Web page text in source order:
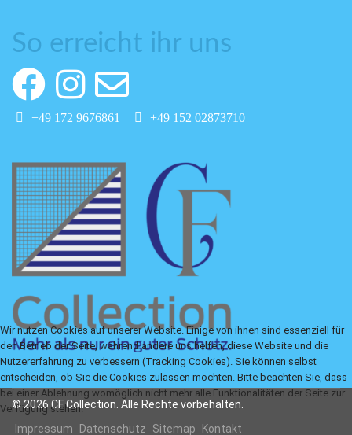
So erreicht ihr uns
+49 172 9676861 +49 152 02873710
© 2026 CF Collection. Alle Rechte vorbehalten.
Impressum
Datenschutz Sitemap Kontakt
Wir nutzen Cookies auf unserer Website. Einige von ihnen sind essenziell für
den Betrieb der Seite, während andere uns helfen, diese Website und die
Nutzererfahrung zu verbessern (Tracking Cookies). Sie können selbst
entscheiden, ob Sie die Cookies zulassen möchten. Bitte beachten Sie, dass
bei einer Ablehnung womöglich nicht mehr alle Funktionalitäten der Seite zur
Verfügung stehen.